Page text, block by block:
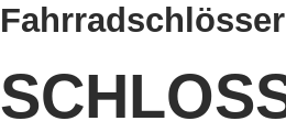
Fahrradschlösser